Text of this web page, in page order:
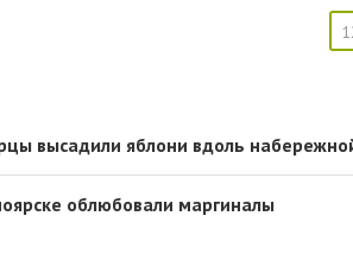
высадили яблони вдоль
облюбовали маргиналы